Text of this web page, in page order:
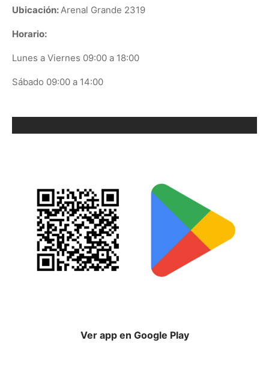
Ubicación:Arenal Grande 2319
Horario:
Lunes a Viernes 09:00 a 18:00
Sábado 09:00 a 14:00
Ver app en Google Play